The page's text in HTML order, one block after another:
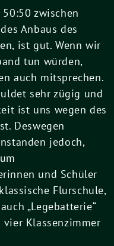
zwischen
Anbaus des
ist gut. Wenn wir
tun würden,
auch mitsprechen.
sehr zügig und
ist uns wegen des
Deswegen
jedoch,
und Schüler
Flurschule,
„Legebatterie“
Klassenzimmer